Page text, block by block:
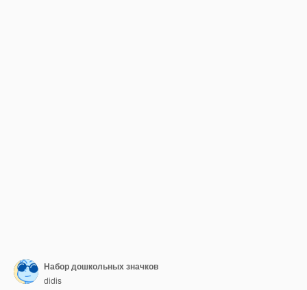
Набор дошкольных значков
didis